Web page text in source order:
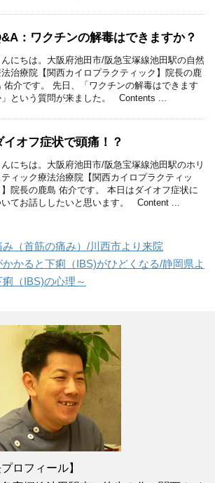
：ワクチンの解毒はできますか？
んにちは。大阪府池田市/阪急宝塚線池田駅の自然
治療院【関西カイロプラクティック】院長の鹿
佑介です。 先日、「ワクチンの解毒はできます
」という質問が来ました。 Contents ...
イオフ症状で頭痛！？
んにちは。大阪府池田市/阪急宝塚線池田駅のホリ
ティック療法治療院【関西カイロプラクティッ
】院長の鹿島 佑介です。 本日はダイオフ症状に
いてお話ししたいと思います。 Content ...
（首筋の痛み）/川西市より来院
かると下痢（IBS)がひどくなる/静岡県よ
痢（IBS)の心理～
ロフィール】